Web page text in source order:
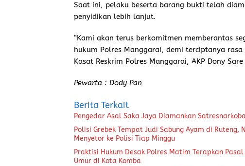
Saat ini, pelaku beserta barang bukti telah
penyidikan lebih lanjut.
“Kami akan terus berkomitmen memberantas
hukum Polres Manggarai, demi terciptanya
Kasat Reskrim Polres Manggarai, AKP Dony Sare
Pewarta : Dody Pan
Berita Terkait
Pengedar Asal Saka Jaya Diamankan
Polisi Grebek Tempat Judi Sabung Ayam di Ruteng,
Menyetor ke Polisi Tiap Minggu
Praktisi Hukum Desak Polres Matim Terapkan
Umur di Kota Komba